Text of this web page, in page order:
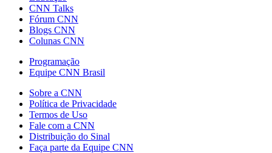
CNN Talks
Fórum CNN
Blogs CNN
Colunas CNN
Programação
Equipe CNN Brasil
Sobre a CNN
Política de Privacidade
Termos de Uso
Fale com a CNN
Distribuição do Sinal
Faça parte da Equipe CNN